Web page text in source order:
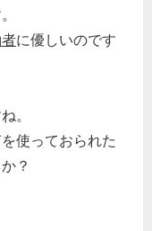
に優しいのです
。
使っておられた
？